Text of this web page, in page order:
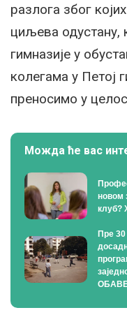
разлога због
циљева
гимназије у
колегама у Петој
преносимо у
Можда ће вас
новом
клуб?
Пре